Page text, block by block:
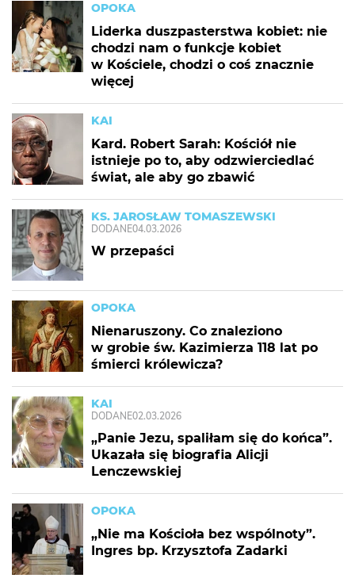
OPOKA
Liderka duszpasterstwa kobiet: nie
chodzi nam o funkcje kobiet
w Kościele, chodzi o coś znacznie
więcej
KAI
Kard. Robert Sarah: Kościół nie
istnieje po to, aby odzwierciedlać
świat, ale aby go zbawić
KS. JAROSŁAW TOMASZEWSKI
DODANE04.03.2026
W przepaści
OPOKA
Nienaruszony. Co znaleziono
w grobie św. Kazimierza 118 lat po
śmierci królewicza?
KAI
DODANE02.03.2026
„Panie Jezu, spaliłam się do końca”.
Ukazała się biografia Alicji
Lenczewskiej
OPOKA
„Nie ma Kościoła bez wspólnoty”.
Ingres bp. Krzysztofa Zadarki